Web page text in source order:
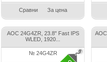
Сравни За цена
AOC 24G4ZR, 23.8" Fast IPS
WLED, 1920...
№ 24G4ZR